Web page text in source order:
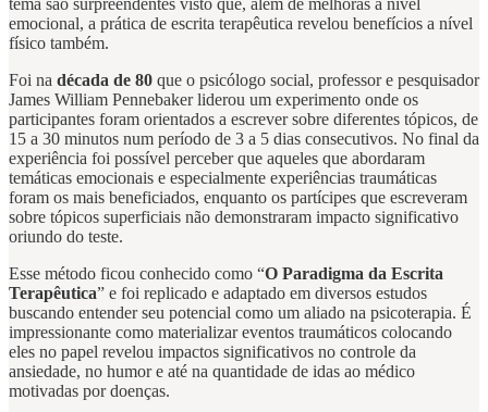
tema são surpreendentes visto que, além de melhoras a nível
emocional, a prática de escrita terapêutica revelou benefícios a nível
físico também.
Foi na década de 80 que o psicólogo social, professor e pesquisador
James William Pennebaker liderou um experimento onde os
participantes foram orientados a escrever sobre diferentes tópicos, de
15 a 30 minutos num período de 3 a 5 dias consecutivos. No final da
experiência foi possível perceber que aqueles que abordaram
temáticas emocionais e especialmente experiências traumáticas
foram os mais beneficiados, enquanto os partícipes que escreveram
sobre tópicos superficiais não demonstraram impacto significativo
oriundo do teste.
Esse método ficou conhecido como “O Paradigma da Escrita
Terapêutica” e foi replicado e adaptado em diversos estudos
buscando entender seu potencial como um aliado na psicoterapia. É
impressionante como materializar eventos traumáticos colocando
eles no papel revelou impactos significativos no controle da
ansiedade, no humor e até na quantidade de idas ao médico
motivadas por doenças.